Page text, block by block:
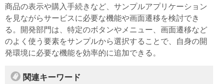
商品の表示や購入手続きなど、サンプルアプリケーション
を見ながらサービスに必要な機能や画面遷移を検討でき
る。開発部門は、特定のボタンやメニュー、画面遷移など
のよく使う要素をサンプルから選択することで、自身の開
発環境に必要な機能を効率的に追加できる。
関連キーワード